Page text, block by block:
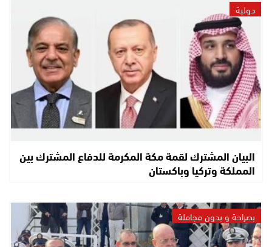
دولية
البيان المشترك لقمة مكة المكرمة للدفاع المشترك بين
المملكة وتركيا وباكستان
بصراحة و بدون مجاملة